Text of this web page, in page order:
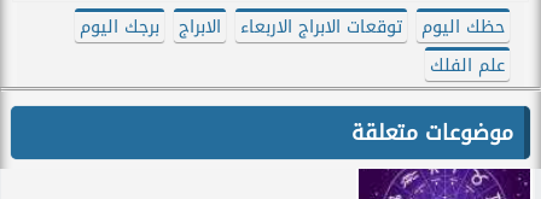
حظك اليوم توقعات الابراج الاربعاء الابراج
برجك اليوم
علم الفلك
موضوعات متعلقة